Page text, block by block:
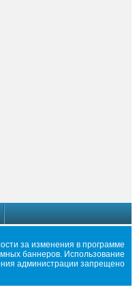
за изменения в программе
баннеров. Использование
администрации запрещено